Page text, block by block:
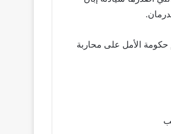
حكومة الأمل على محاربة